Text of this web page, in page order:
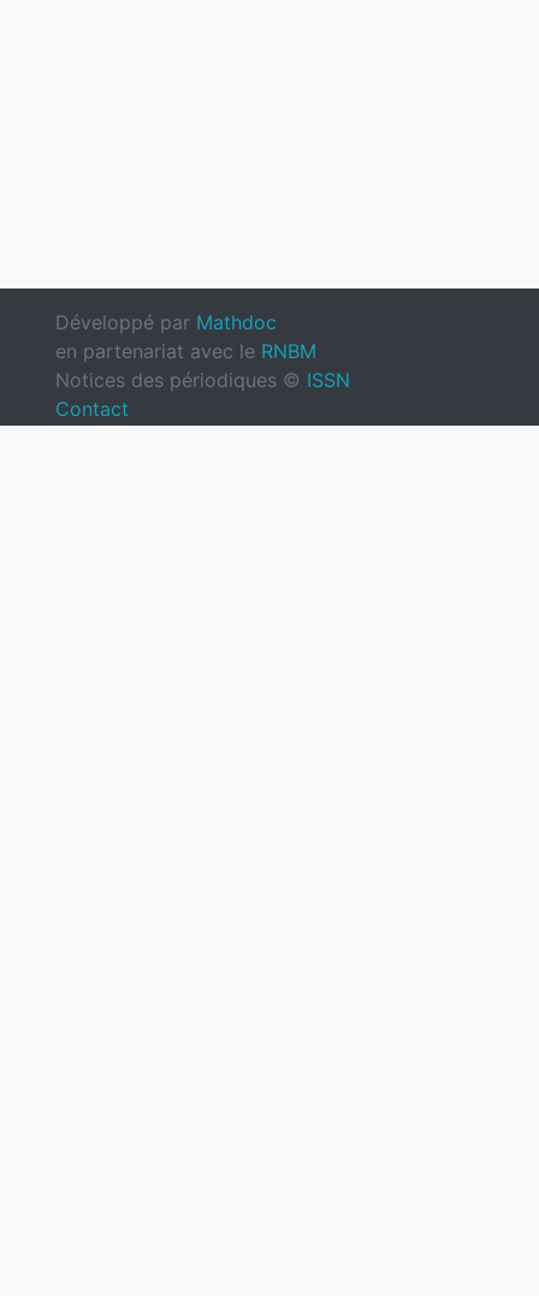
Développé par Mathdoc
en partenariat avec le RNBM
Notices des périodiques © ISSN
Contact